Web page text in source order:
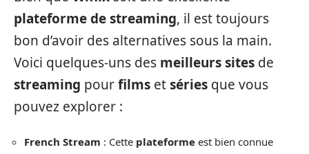
plateforme de streaming, il est toujours
bon d’avoir des alternatives sous la main.
Voici quelques-uns des meilleurs sites de
streaming pourfilms etséries que vous
pouvez explorer :
French Stream : Cette plateforme est bien connue